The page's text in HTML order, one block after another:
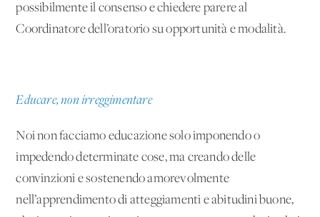
possibilmente il consenso e chiedere parere al
Coordinatore dell’oratorio su opportunità e modalità.
Educare, non irreggimentare
Noi non facciamo educazione solo imponendo o
impedendo determinate cose, ma creando delle
convinzioni e sostenendo amorevolmente
nell’apprendimento di atteggiamenti e abitudini buone,